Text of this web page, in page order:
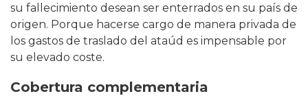
su fallecimiento desean ser enterrados en su país de
origen. Porque hacerse cargo de manera privada de
los gastos de traslado del ataúd es impensable por
su elevado coste.
Cobertura complementaria